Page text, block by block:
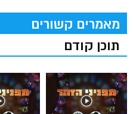
מאמרים קשורים
תוכן קודם